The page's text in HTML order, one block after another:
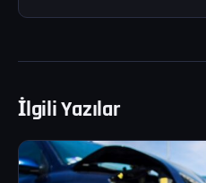
İlgili Yazılar